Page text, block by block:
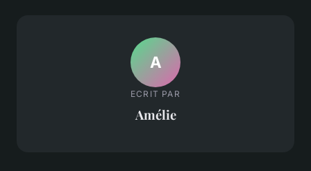
A
ECRIT PAR
Amélie